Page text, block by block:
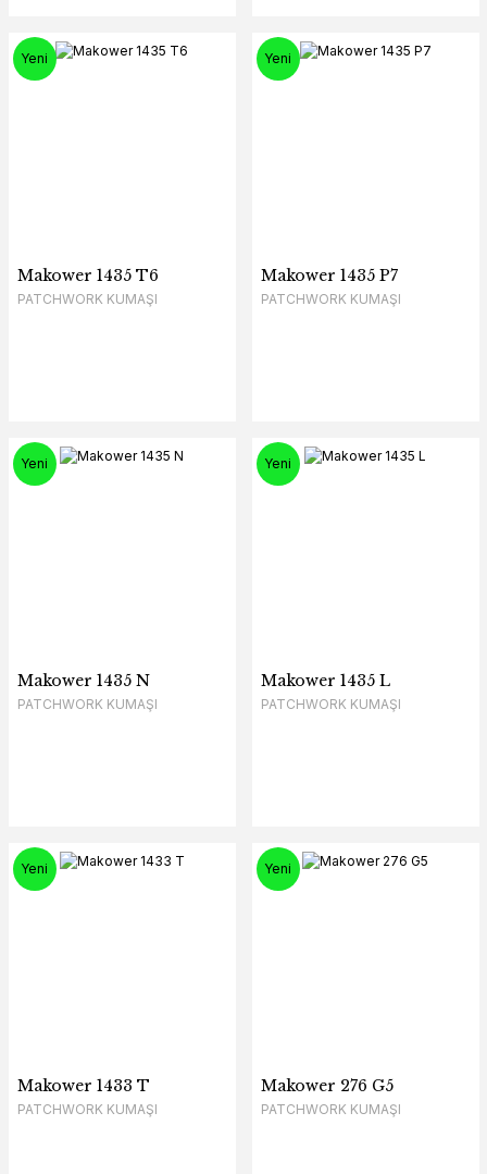
Yeni
Makower 1435 T6
PATCHWORK KUMAŞI
Yeni
Makower 1435 P7
PATCHWORK KUMAŞI
Yeni
Makower 1435 N
PATCHWORK KUMAŞI
Yeni
Makower 1435 L
PATCHWORK KUMAŞI
Yeni
Makower 1433 T
PATCHWORK KUMAŞI
Yeni
Makower 276 G5
PATCHWORK KUMAŞI